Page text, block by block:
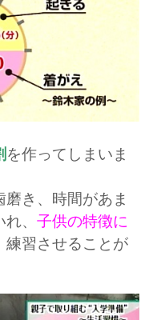
を作ってしまいま
き、時間があま
、 子供の特徴に
練習させることが